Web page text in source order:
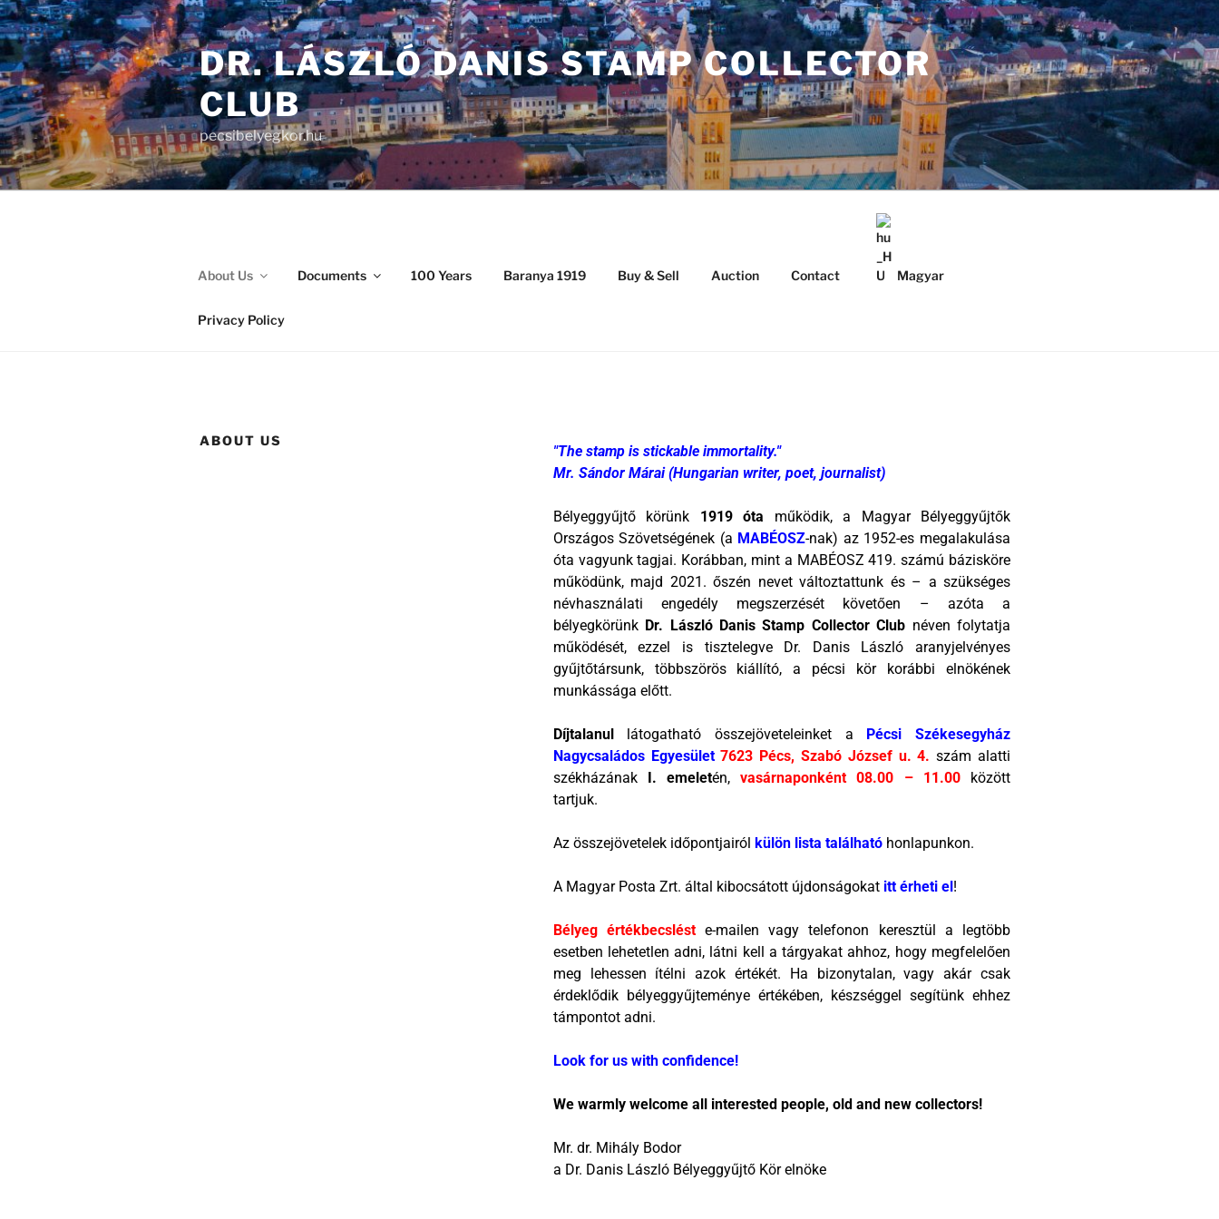
DR. LÁSZLÓ DANIS STAMP COLLECTOR
CLUB
pecsibelyegkor.hu
About Us Documents 100 Years Baranya 1919 Buy & Sell Auction Contact Magyar
Privacy Policy
ABOUT US
"The stamp is stickable immortality."
Mr. Sándor Márai (Hungarian writer, poet, journalist)
Bélyeggyűjtő körünk 1919 óta működik, a Magyar Bélyeggyűjtők
Országos Szövetségének (a MABÉOSZ-nak) az 1952-es megalakulása
óta vagyunk tagjai. Korábban, mint a MABÉOSZ 419. számú bázisköre
működünk, majd 2021. őszén nevet változtattunk és – a szükséges
névhasználati engedély megszerzését követően – azóta a
bélyegkörünk Dr. László Danis Stamp Collector Club néven folytatja
működését, ezzel is tisztelegve Dr. Danis László aranyjelvényes
gyűjtőtársunk, többszörös kiállító, a pécsi kör korábbi elnökének
munkássága előtt.
Díjtalanullátogatható összejöveteleinket a Pécsi Székesegyház
Nagycsaládos Egyesület 7623 Pécs, Szabó József u. 4. szám alatti
székházának I. emeletén,vasárnaponként 08.00 – 11.00között
tartjuk.
Az összejövetelek időpontjairól külön lista találhatóhonlapunkon.
A Magyar Posta Zrt. által kibocsátott újdonságokat itt érheti el!
Bélyeg értékbecslést e-mailen vagy telefonon keresztül a legtöbb
esetben lehetetlen adni, látni kell a tárgyakat ahhoz, hogy megfelelően
meg lehessen ítélni azok értékét. Ha bizonytalan, vagy akár csak
érdeklődik bélyeggyűjteménye értékében, készséggel segítünk ehhez
támpontot adni.
Look for us with confidence!
We warmly welcome all interested people, old and new collectors!
Mr. dr. Mihály Bodor
a Dr. Danis László Bélyeggyűjtő Kör elnöke